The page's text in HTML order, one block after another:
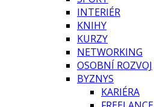
INTERIÉR
KNIHY
KURZY
NETWORKING
OSOBNÍ ROZVOJ
BYZNYS
KARIÉRA